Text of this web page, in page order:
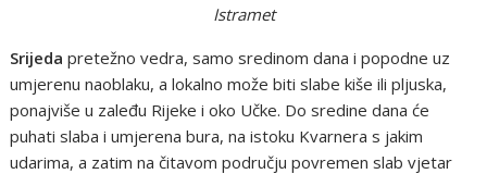
Istramet
Srijeda pretežno vedra, samo sredinom dana i popodne uz
umjerenu naoblaku, a lokalno može biti slabe kiše ili pljuska,
ponajviše u zaleđu Rijeke i oko Učke. Do sredine dana će
puhati slaba i umjerena bura, na istoku Kvarnera s jakim
udarima, a zatim na čitavom području povremen slab vjetar